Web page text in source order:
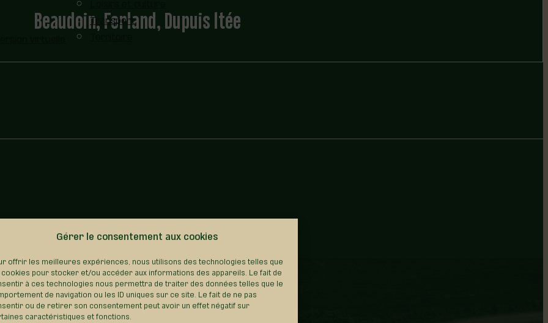
Gérer le consentement aux cookies
offrir les meilleures expériences, nous utilisons des technologies telles que
cookies pour stocker et/ou accéder aux informations des appareils. Le fait de
à ces technologies nous permettra de traiter des données telles que le
de navigation ou les ID uniques sur ce site. Le fait de ne pas
ou de retirer son consentement peut avoir un effet négatif sur
caractéristiques et fonctions.
Transport
Territoire
Beaudoin, Ferland, Dupuis ltée
REVENIR AU RÉPERTOIRE